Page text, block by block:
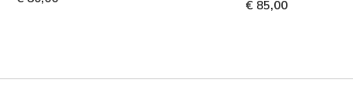
€ 85,00